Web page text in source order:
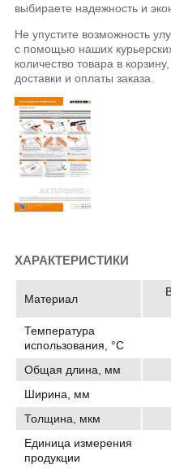
выбираете надежность и
Не упустите возможность
с помощью наших
количество товара в
доставки и оплаты заказа.
ХАРАКТЕРИСТИКИ
Материал
Температура
использования, °C
Общая длина, мм
Ширина, мм
Толщина, мкм
Единица измерения
продукции